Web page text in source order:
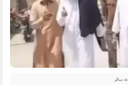
26 مناظر